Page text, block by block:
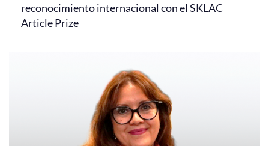
reconocimiento internacional con el SKLAC
Article Prize